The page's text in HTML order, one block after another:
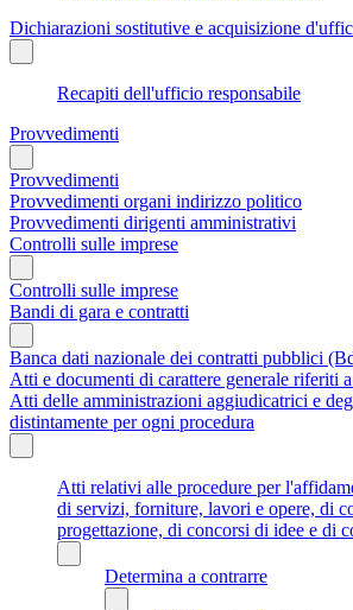
Dichiarazioni sostitutive e acquisizione
Recapiti dell'ufficio responsabile
Provvedimenti
Provvedimenti
Provvedimenti organi indirizzo politico
Provvedimenti dirigenti amministrativi
Controlli sulle imprese
Controlli sulle imprese
Bandi di gara e contratti
Banca dati nazionale dei contratti pubblici
Atti e documenti di carattere generale riferiti
Atti delle amministrazioni aggiudicatrici e
distintamente per ogni procedura
Atti relativi alle procedure per
di servizi, forniture, lavori e opere, di
progettazione, di concorsi di idee e di
Determina a contrarre